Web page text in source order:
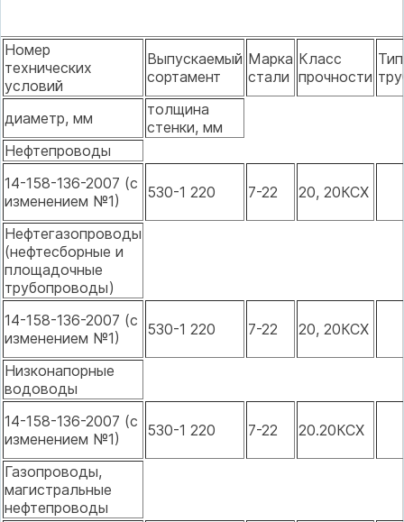
Номер
технических
условий
Выпускаемый
сортамент
Марка
стали
Класс
прочности
Тип
диаметр, мм
толщина
стенки, мм
Нефтепроводы
14-158-136-2007 (с
изменением №1)
530-1 220 7-22 20, 20КСХ
Нефтегазопроводы
(нефтесборные и
площадочные
трубопроводы)
14-158-136-2007 (с
изменением №1)
530-1 220 7-22 20, 20КСХ
Низконапорные
водоводы
14-158-136-2007 (с
изменением №1)
530-1 220 7-22 20.20КСХ
Газопроводы,
магистральные
нефтепроводы